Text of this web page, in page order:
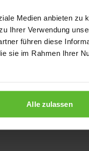
Medien anbieten zu
Ihrer Verwendung
führen diese
sie im Rahmen Ihrer
Alle zulassen
browser console for